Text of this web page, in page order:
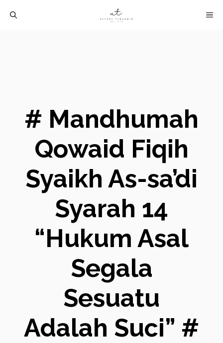
# Mandhumah
Qowaid Fiqih
Syaikh As-sa’di
Syarah 14
“Hukum Asal
Segala
Sesuatu
Adalah Suci” #